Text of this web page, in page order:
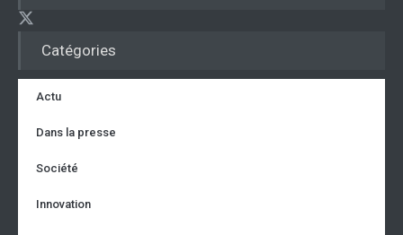
Catégories
Actu
Dans la presse
Société
Innovation